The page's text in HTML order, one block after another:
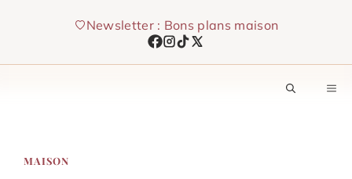
Newsletter : Bons plans maison
MAISON